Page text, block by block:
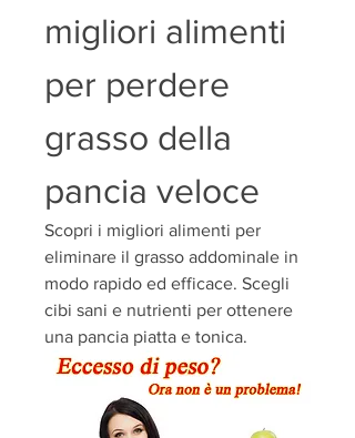
migliori alimenti
per perdere
grasso della
pancia veloce
Scopri i migliori alimenti per
eliminare il grasso addominale in
modo rapido ed efficace. Scegli
cibi sani e nutrienti per ottenere
una pancia piatta e tonica.